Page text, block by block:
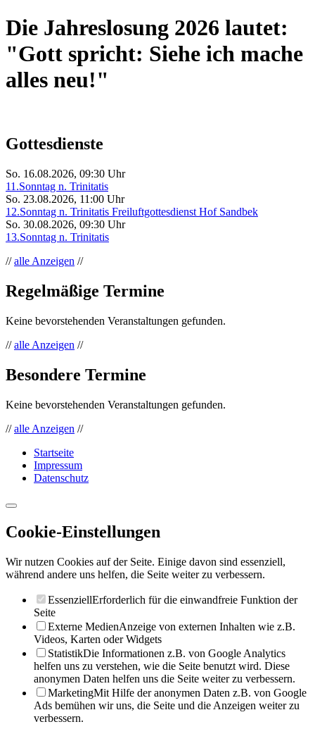
Die Jahreslosung 2026 lautet:
"Gott spricht: Siehe ich mache
alles neu!"
Gottesdienste
So. 16.08.2026, 09:30 Uhr
11.Sonntag n. Trinitatis
So. 23.08.2026, 11:00 Uhr
12.Sonntag n. Trinitatis Freiluftgottesdienst Hof Sandbek
So. 30.08.2026, 09:30 Uhr
13.Sonntag n. Trinitatis
//alle Anzeigen //
Regelmäßige Termine
Keine bevorstehenden Veranstaltungen gefunden.
//alle Anzeigen //
Besondere Termine
Keine bevorstehenden Veranstaltungen gefunden.
//alle Anzeigen //
Startseite
Impressum
Datenschutz
Cookie-Einstellungen
Wir nutzen Cookies auf der Seite. Einige davon sind essenziell,
während andere uns helfen, die Seite weiter zu verbessern.
EssenziellErforderlich für die einwandfreie Funktion der
Seite
Externe MedienAnzeige von externen Inhalten wie z.B.
Videos, Karten oder Widgets
StatistikDie Informationen z.B. von Google Analytics
helfen uns zu verstehen, wie die Seite benutzt wird. Diese
anonymen Daten helfen uns die Seite weiter zu verbessern.
MarketingMit Hilfe der anonymen Daten z.B. von Google
Ads bemühen wir uns, die Seite und die Anzeigen weiter zu
verbessern.